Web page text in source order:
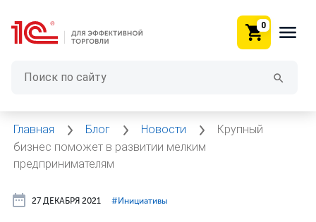
0
Главная Блог Новости
Крупный
бизнес поможет в развитии мелким
предпринимателям
27 ДЕКАБРЯ 2021 #⁣Инициативы